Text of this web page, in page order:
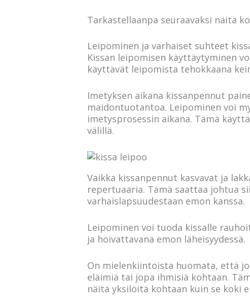
Tarkastellaanpa seuraavaksi näitä
Leipominen ja varhaiset suhteet
Kissan leipomisen käyttäytyminen
käyttävät leipomista tehokkaana
Imetyksen aikana kissanpennut
maidontuotantoa. Leipominen voi
imetysprosessin aikana. Tämä
välillä.
Vaikka kissanpennut kasvavat ja
repertuaaria. Tämä saattaa johtua
varhaislapsuudestaan emon kanssa.
Leipominen voi tuoda kissalle
ja hoivattavana emon läheisyydessä.
On mielenkiintoista huomata, että
eläimiä tai jopa ihmisiä kohtaan.
näitä yksilöitä kohtaan kuin se koki